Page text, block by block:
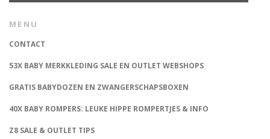
MENU
CONTACT
53X BABY MERKKLEDING SALE EN OUTLET WEBSHOPS
GRATIS BABYDOZEN EN ZWANGERSCHAPSBOXEN
40X BABY ROMPERS: LEUKE HIPPE ROMPERTJES & INFO
Z8 SALE & OUTLET TIPS